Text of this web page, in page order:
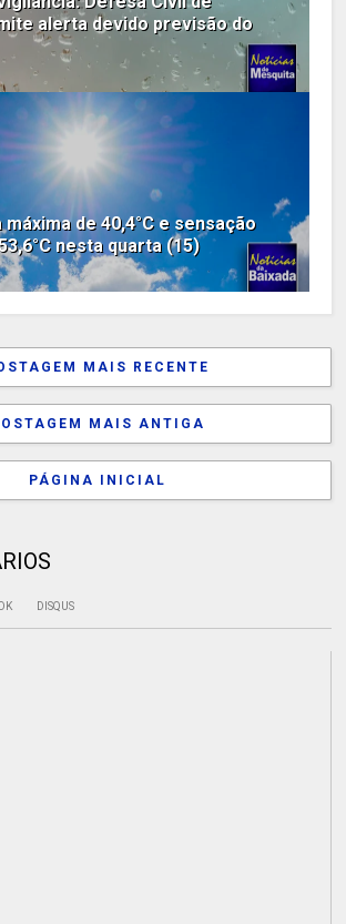
alerta devido previsão do
de 40,4°C e sensação
nesta quarta (15)
MAIS RECENTE
MAIS ANTIGA
PÁGINA INICIAL
DISQUS